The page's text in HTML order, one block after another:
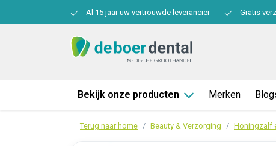
Al 15 jaar uw vertrouwde leverancier Gratis
Bekijk onze producten Merken
Terug naar home Beauty & Verzorging Honingzalf